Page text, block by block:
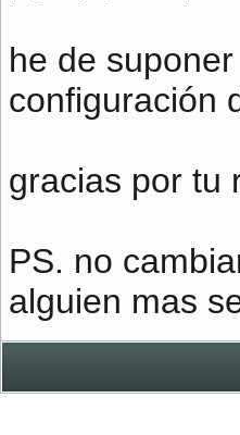
he de
configuración
gracias por tu
PS. no
alguien mas